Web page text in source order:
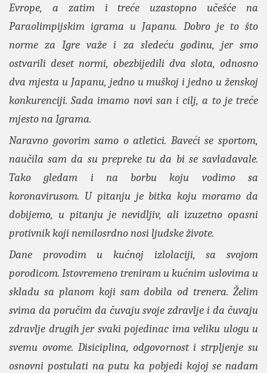
Evrope, a zatim i treće uzastopno učešće na
Paraolimpijskim igrama u Japanu. Dobro je to što
norme za Igre važe i za sledeću godinu, jer smo
ostvarili deset normi, obezbijedili dva slota, odnosno
dva mjesta u Japanu, jedno u muškoj i jedno u ženskoj
konkurenciji. Sada imamo novi san i cilj, a to je treće
mjesto na Igrama.
Naravno govorim samo o atletici. Baveći se sportom,
naučila sam da su prepreke tu da bi se savladavale.
Tako gledam i na borbu koju vodimo sa
koronavirusom. U pitanju je bitka koju moramo da
dobijemo, u pitanju je nevidljiv, ali izuzetno opasni
protivnik koji nemilosrdno nosi ljudske živote.
Dane provodim u kućnoj izlolaciji, sa svojom
porodicom. Istovremeno treniram u kućnim uslovima u
skladu sa planom koji sam dobila od trenera. Želim
svima da poručim da čuvaju svoje zdravlje i da čuvaju
zdravlje drugih jer svaki pojedinac ima veliku ulogu u
svemu ovome. Disiciplina, odgovornost i strpljenje su
osnovni postulati na putu ka pobjedi kojoj se nadam